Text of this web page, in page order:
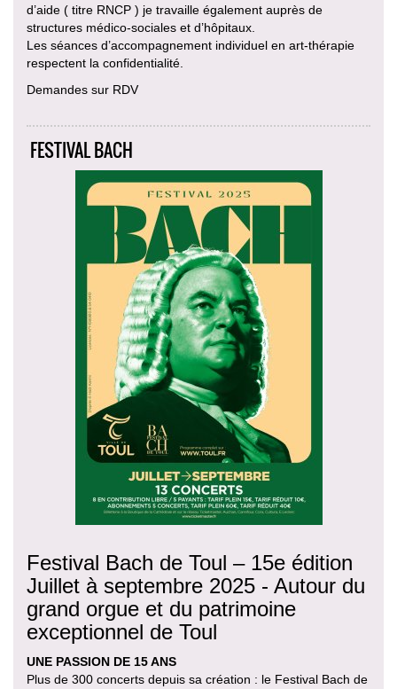
d’aide ( titre RNCP ) je travaille également auprès de
structures médico-sociales et d’hôpitaux.
Les séances d’accompagnement individuel en art-thérapie
respectent la confidentialité.
Demandes sur RDV
FESTIVAL BACH
Festival Bach de Toul – 15e édition
Juillet à septembre 2025 - Autour du
grand orgue et du patrimoine
exceptionnel de Toul
UNE PASSION DE 15 ANS
Plus de 300 concerts depuis sa création : le Festival Bach de